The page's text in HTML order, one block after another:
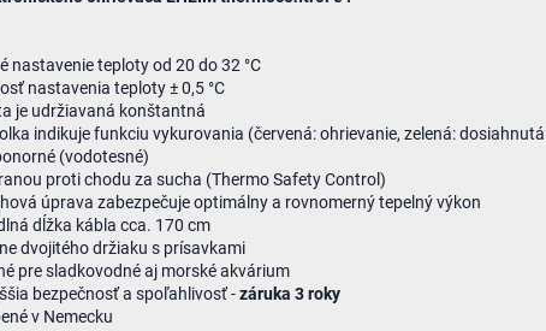
nastavenie teplotyod 20 do32 °C
nastavenia teploty ±0,5 °C
je udržiavaná konštantná
indikujefunkciu vykurovania (červená:ohrievanie, zelená:dosiahnutá
(vodotesné)
protichodu za sucha (ThermoSafetyControl)
úprava zabezpečujeoptimálnya rovnomernýtepelnývýkon
dĺžka kábla cca. 170 cm
dvojitéhodržiaku s prísavkami
presladkovodné aj morské akvárium
bezpečnosťa spoľahlivosť-záruka 3roky
v Nemecku